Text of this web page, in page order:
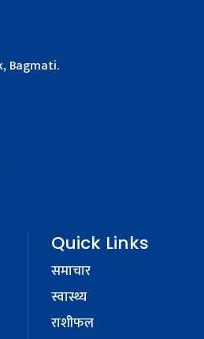
Bagmati.
Quick Links
समाचार
स्वास्थ्य
राशीफल